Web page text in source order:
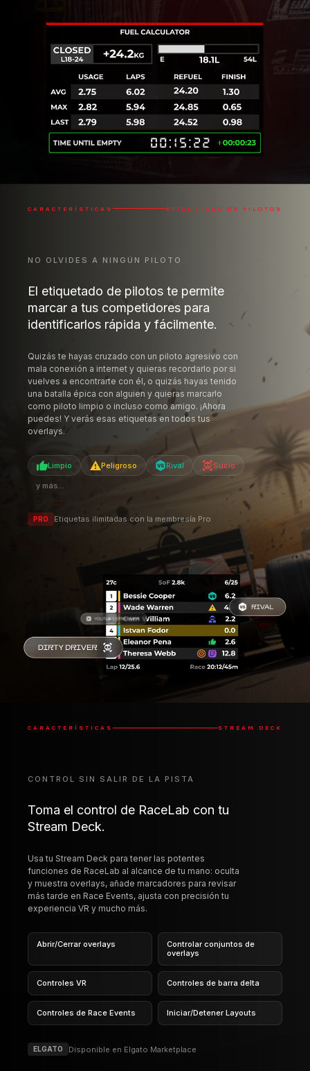
CARACTERÍSTICAS ETIQUETADO DE PILOTOS
NO OLVIDES A NINGÚN PILOTO
El etiquetado de pilotos te permite
marcar a tus competidores para
identificarlos rápida y fácilmente.
Quizás te hayas cruzado con un piloto agresivo con
mala conexión a internet y quieras recordarlo por si
vuelves a encontrarte con él, o quizás hayas tenido
una batalla épica con alguien y quieras marcarlo
como piloto limpio o incluso como amigo. ¡Ahora
puedes! Y verás esas etiquetas en todos tus
overlays.
Limpio Peligroso Rival Sucio
y más...
PRO Etiquetas ilimitadas con la membresía Pro
CARACTERÍSTICAS STREAM DECK
CONTROL SIN SALIR DE LA PISTA
Toma el control de RaceLab con tu
Stream Deck.
Usa tu Stream Deck para tener las potentes
funciones de RaceLab al alcance de tu mano: oculta
y muestra overlays, añade marcadores para revisar
más tarde en Race Events, ajusta con precisión tu
experiencia VR y mucho más.
Abrir/Cerrar overlays
Controlar conjuntos de
overlays
Controles VR Controles de barra delta
Controles de Race Events Iniciar/Detener Layouts
ELGATO Disponible en Elgato Marketplace